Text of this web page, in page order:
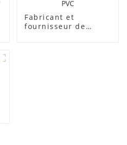
Fabricant et
fournisseur de